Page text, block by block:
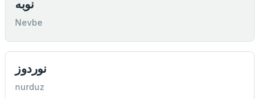
نوبه
Nevbe
نوردوز
nurduz